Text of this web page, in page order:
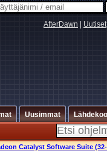
AfterDawn Uutiset|
Uusimmat
Catalyst Software Suite